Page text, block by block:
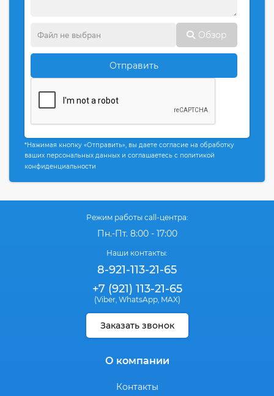
Обзор
Отправить
*Нажимая кнопку «Отправить», вы даете согласие на обработку
ваших персональных данных и соглашаетесь с политикой
конфиденциальности
Режим работы call-центра:
Пн.-Пт. 8:00 - 17:00
Наши контакты:
8-921-113-21-65
+7 (921) 113-21-65
(Viber, WhatsApp, MAX)
Заказать звонок
О компании
Контакты